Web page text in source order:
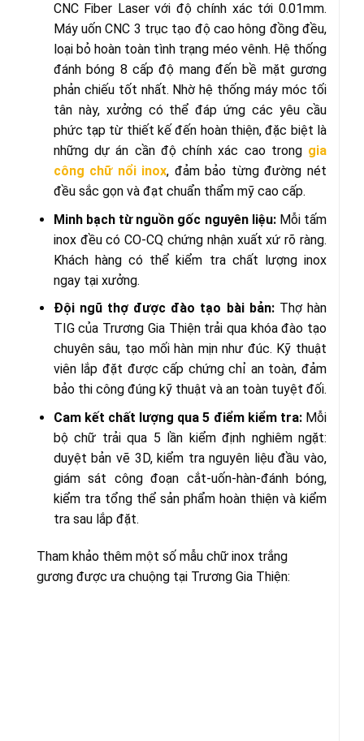
CNC Fiber Laser với độ chính xác tới 0.01mm.
Máy uốn CNC 3 trục tạo độ cao hông đồng đều,
loại bỏ hoàn toàn tình trạng méo vênh. Hệ thống
đánh bóng 8 cấp độ mang đến bề mặt gương
phản chiếu tốt nhất. Nhờ hệ thống máy móc tối
tân này, xưởng có thể đáp ứng các yêu cầu
phức tạp từ thiết kế đến hoàn thiện, đặc biệt là
những dự án cần độ chính xác cao trong gia
công chữ nổi inox, đảm bảo từng đường nét
đều sắc gọn và đạt chuẩn thẩm mỹ cao cấp.
Minh bạch từ nguồn gốc nguyên liệu: Mỗi tấm
inox đều có CO-CQ chứng nhận xuất xứ rõ ràng.
Khách hàng có thể kiểm tra chất lượng inox
ngay tại xưởng.
Đội ngũ thợ được đào tạo bài bản: Thợ hàn
TIG của Trương Gia Thiện trải qua khóa đào tạo
chuyên sâu, tạo mối hàn mịn như đúc. Kỹ thuật
viên lắp đặt được cấp chứng chỉ an toàn, đảm
bảo thi công đúng kỹ thuật và an toàn tuyệt đối.
Cam kết chất lượng qua 5 điểm kiểm tra: Mỗi
bộ chữ trải qua 5 lần kiểm định nghiêm ngặt:
duyệt bản vẽ 3D, kiểm tra nguyên liệu đầu vào,
giám sát công đoạn cắt-uốn-hàn-đánh bóng,
kiểm tra tổng thể sản phẩm hoàn thiện và kiểm
tra sau lắp đặt.
Tham khảo thêm một số mẫu chữ inox trắng
gương được ưa chuộng tại Trương Gia Thiện: